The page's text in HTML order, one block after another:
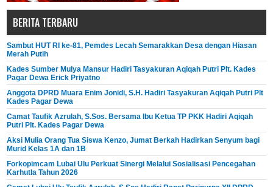
BERITA TERBARU
Sambut HUT RI ke-81, Pemdes Lecah Semarakkan Desa dengan Hiasan
Merah Putih
Kades Sumber Mulya Mansur Hadiri Tasyakuran Aqiqah Putri Plt. Kades
Pagar Dewa Erick Priyatno
Anggota DPRD Muara Enim Jonidi, S.H. Hadiri Tasyakuran Aqiqah Putri Plt
Kades Pagar Dewa
Camat Taufik Azrulah, S.Sos. Bersama Ibu Ketua TP PKK Hadiri Aqiqah
Putri Plt. Kades Pagar Dewa
Aksi Mulia Orang Tua Siswa Kenzo, Jumat Berkah Hadirkan Senyum bagi
Murid Kelas 1A dan 1B
Forkopimcam Lubai Ulu Perkuat Sinergi Melalui Sosialisasi Pencegahan
Karhutla Tahun 2026